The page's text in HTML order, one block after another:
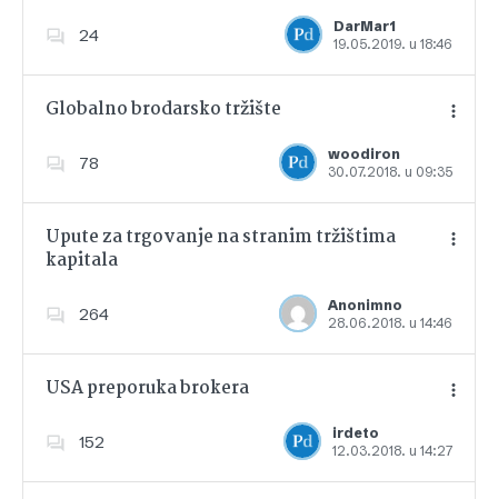
24
DarMar1
19.05.2019. u 18:46
Dodajte u favorite
Globalno brodarsko tržište
78
woodiron
30.07.2018. u 09:35
Dodajte u favorite
Upute za trgovanje na stranim tržištima
kapitala
264
Anonimno
28.06.2018. u 14:46
Dodajte u favorite
USA preporuka brokera
152
irdeto
12.03.2018. u 14:27
Dodajte u favorite